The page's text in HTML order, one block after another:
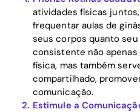
Blog
atividades físicas
frequentar aulas de
seus corpos quanto
consistente não apenas
física, mas também
compartilhado,
comunicação.
Estimule a